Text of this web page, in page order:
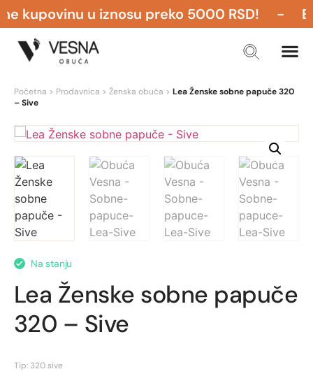
kupovinu u iznosu preko 5000 RSD! -
Početna > Prodavnica > Ženska obuća > Lea Ženske sobne papuče 320
– Sive
Na stanju
Lea Ženske sobne papuče
320 – Sive
Tip: 320 sive